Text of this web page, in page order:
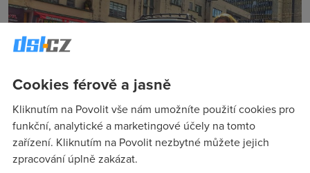
Cookies férově a jasně
Kliknutím na Povolit vše nám umožníte použití cookies pro
funkční, analytické a marketingové účely na tomto
zařízení. Kliknutím na Povolit nezbytné můžete jejich
zpracování úplně zakázat.